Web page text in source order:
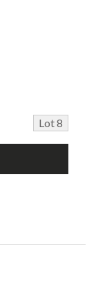
Lot 8